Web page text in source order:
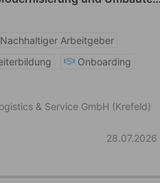
Nachhaltiger Arbeitgeber
Onboarding
& Service GmbH (Krefeld)
28.07.2026